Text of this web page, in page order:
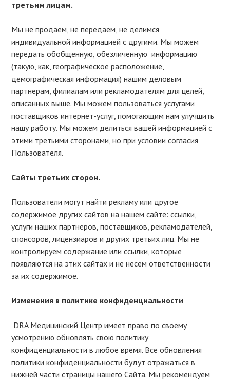
третьим лицам.
Мы не продаем, не передаем, не делимся
индивидуальной информацией с другими. Мы можем
передать обобщенную, обезличенную информацию
(такую, как, географическое расположение,
демографическая информация) нашим деловым
партнерам, филиалам или рекламодателям для целей,
описанных выше. Мы можем пользоваться услугами
поставщиков интернет-услуг, помогающим нам улучшить
нашу работу. Мы можем делиться вашей информацией с
этими третьими сторонами, но при условии согласия
Пользователя.
Сайты третьих сторон.
Пользователи могут найти рекламу или другое
содержимое других сайтов на нашем сайте: ссылки,
услуги наших партнеров, поставщиков, рекламодателей,
спонсоров, лицензиаров и других третьих лиц. Мы не
контролируем содержание или ссылки, которые
появляются на этих сайтах и не несем ответственности
за их содержимое.
Изменения в политике конфиденциальности
DRA Медицинский Центр имеет право по своему
усмотрению обновлять свою политику
конфиденциальности в любое время. Все обновления
политики конфиденциальности будут отражаться в
нижней части страницы нашего Сайта. Мы рекомендуем